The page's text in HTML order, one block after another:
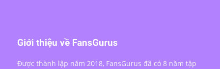
Giới thiệu về FansGurus
Được thành lập năm 2018, FansGurus đã có 8 năm tập